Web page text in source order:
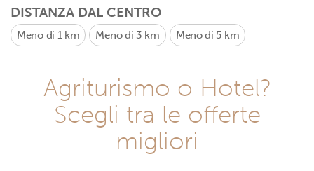
DISTANZA DAL CENTRO
Meno di 1 km Meno di 3 km Meno di 5 km
Agriturismo o Hotel?
Scegli tra le offerte
migliori